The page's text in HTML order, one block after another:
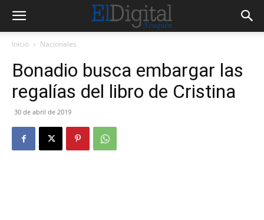
Inicio Nacionales
Bonadio busca embargar las
regalías del libro de Cristina
30 de abril de 2019